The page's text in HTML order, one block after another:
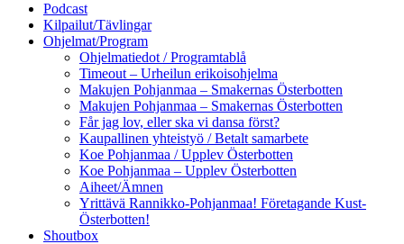
Podcast
Kilpailut/Tävlingar
Ohjelmat/Program
Ohjelmatiedot / Programtablå
Timeout – Urheilun erikoisohjelma
Makujen Pohjanmaa – Smakernas Österbotten
Makujen Pohjanmaa – Smakernas Österbotten
Får jag lov, eller ska vi dansa först?
Kaupallinen yhteistyö / Betalt samarbete
Koe Pohjanmaa / Upplev Österbotten
Koe Pohjanmaa – Upplev Österbotten
Aiheet/Ämnen
Yrittävä Rannikko-Pohjanmaa! Företagande Kust-
Österbotten!
Shoutbox